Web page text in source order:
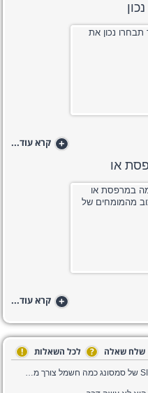
+ קרא עוד...
או
+ קרא עוד...
לכל השאלות ! שלח שאלה ?
יש לנו מקרר רגיל 2 דלתות SIDE BY SIDE של סמסונג כמה חשמל צורך מקרר וכיצד זה מתבטא כספית בחשבון החשמל? תודה